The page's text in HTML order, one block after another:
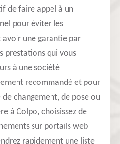
de faire appel à un
pour éviter les
avoir une garantie par
prestations qui vous
à une société
recommandé et pour
changement, de pose ou
à Colpo, choisissez de
sur portails web
rapidement une liste